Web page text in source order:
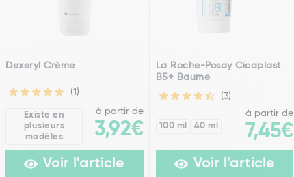
Dexeryl Crème
(1)
Existe en
plusieurs
modèles
à partir de
3,92€
Voir l'article
La Roche-Posay Cicaplast
B5+ Baume
(3)
100 ml 40 ml
à partir de
7,45€
Voir l'article